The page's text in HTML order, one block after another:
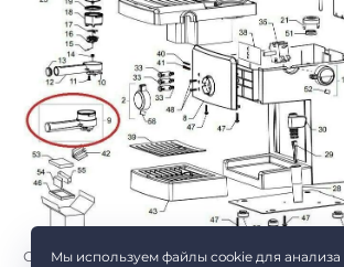
Схема кофеварки Saeco hd8325. Схема
Мы используем файлы cookie для анализа